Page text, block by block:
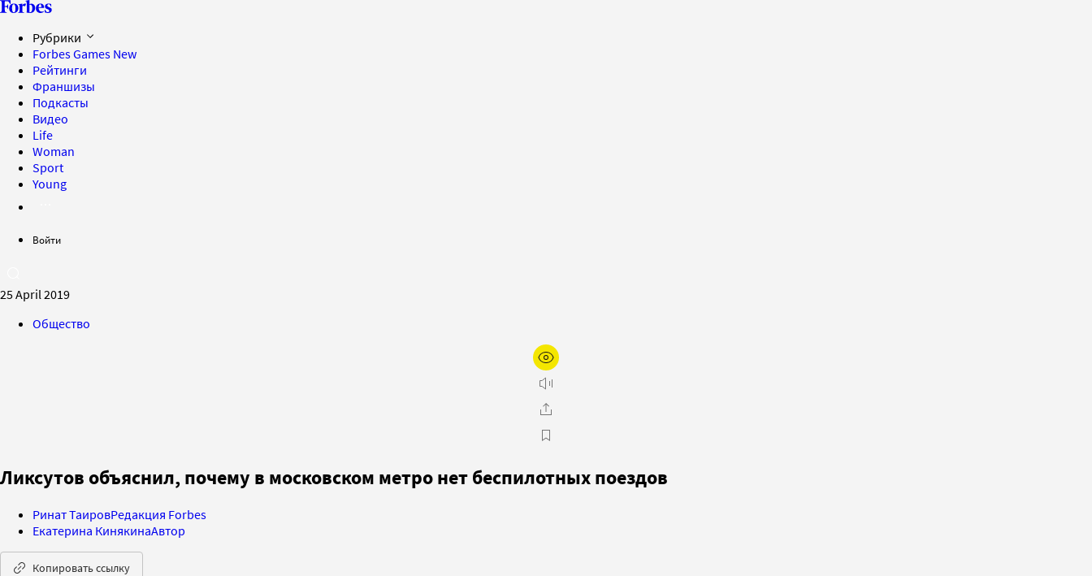
Рубрики
Forbes Games New
Рейтинги
Франшизы
Подкасты
Видео
Life
Woman
Sport
Young
Войти
25 April 2019
Общество
Ликсутов объяснил, почему в московском метро нет беспилотных поездов
Ринат ТаировРедакция Forbes
Екатерина КинякинаАвтор
Копировать ссылку